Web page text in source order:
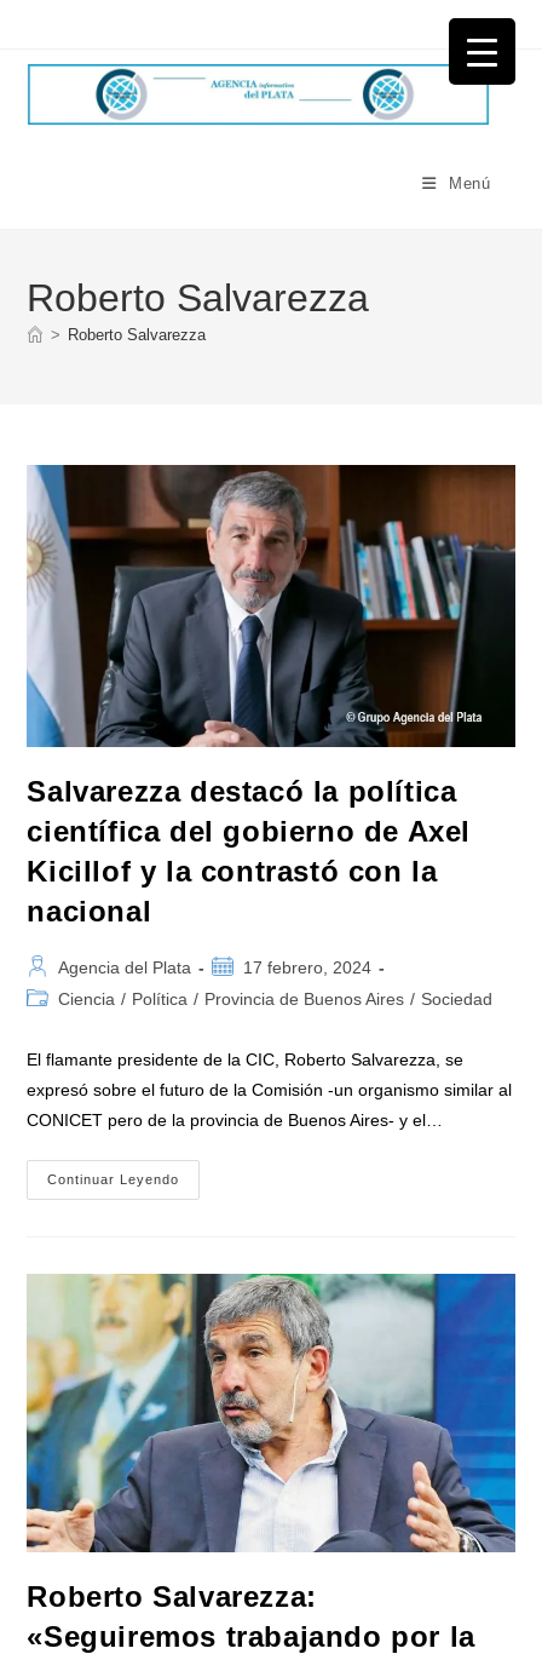
Menú
Roberto Salvarezza
> Roberto Salvarezza
Salvarezza destacó la política
científica del gobierno de Axel
Kicillof y la contrastó con la
nacional
Autor
de
Agencia del Plata
Publicación
de
17 febrero, 2024
Categoría
la
Ciencia / Política / Provincia de Buenos Aires / Sociedad
El flamante presidente de la CIC, Roberto Salvarezza, se
expresó sobre el futuro de la Comisión -un organismo similar al
CONICET pero de la provincia de Buenos Aires- y el…
Continuar Leyendo
Destacó
Gobierno
De
Axel
Kicillof
Y
La
Contrastó
Con
Nacional
Roberto Salvarezza:
«Seguiremos trabajando por la